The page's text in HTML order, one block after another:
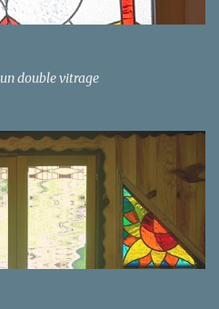
double vitrage